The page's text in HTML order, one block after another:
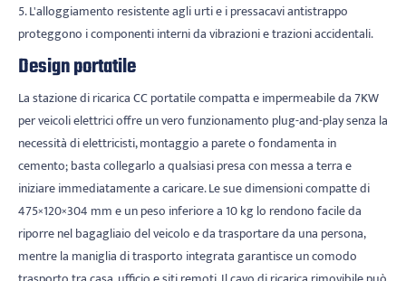
5. L'alloggiamento resistente agli urti e i pressacavi antistrappo
proteggono i componenti interni da vibrazioni e trazioni accidentali.
Design portatile
La stazione di ricarica CC portatile compatta e impermeabile da 7KW
per veicoli elettrici offre un vero funzionamento plug-and-play senza la
necessità di elettricisti, montaggio a parete o fondamenta in
cemento; basta collegarlo a qualsiasi presa con messa a terra e
iniziare immediatamente a caricare. Le sue dimensioni compatte di
475×120×304 mm e un peso inferiore a 10 kg lo rendono facile da
riporre nel bagagliaio del veicolo e da trasportare da una persona,
mentre la maniglia di trasporto integrata garantisce un comodo